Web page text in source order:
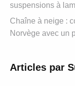
suspensions à
Chaîne à neige :
Norvège avec un
Articles par